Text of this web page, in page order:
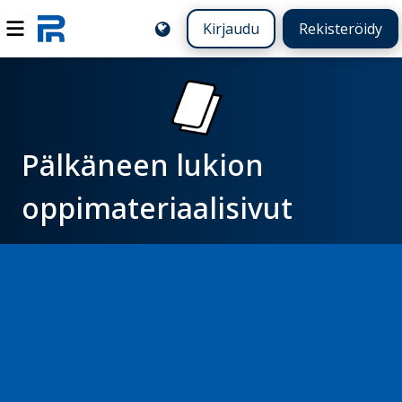
Kirjaudu Rekisteröidy
Pälkäneen lukion
oppimateriaalisivut